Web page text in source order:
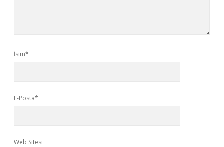
İsim*
E-Posta*
Web Sitesi